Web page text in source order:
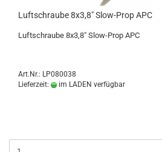
Luftschraube 8x3,8" Slow-Prop APC
Luftschraube 8x3,8" Slow-Prop APC
Art.Nr.: LP080038
Lieferzeit:
im LADEN verfügbar